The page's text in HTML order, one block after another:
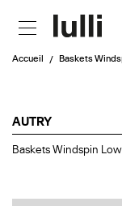
Accueil Baskets
AUTRY
Baskets
Leat
Baskets Windspin